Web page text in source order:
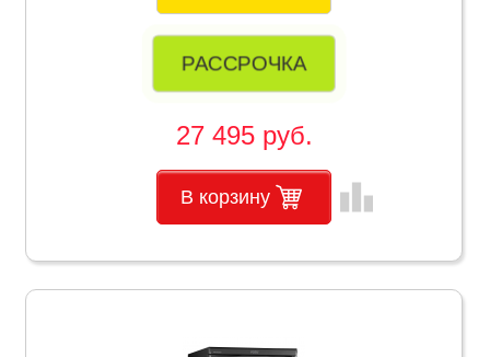
РАССРОЧКА
27 495 руб.
В корзину leaderboard